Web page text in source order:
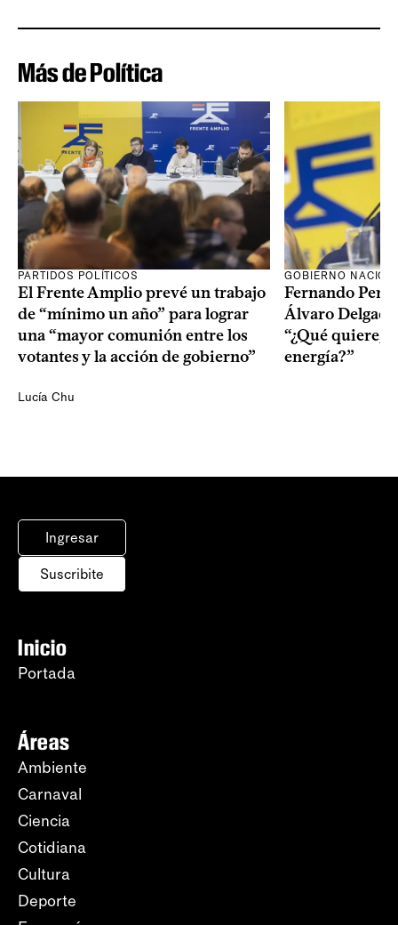
Más de Política
PARTIDOS POLÍTICOS
El Frente Amplio prevé un trabajo
de “mínimo un año” para lograr
una “mayor comunión entre los
votantes y la acción de gobierno”
Lucía Chu
GOBIERNO
Fernando
Álvaro
“¿Qué quiere,
energía?”
Ingresar
Suscribite
Inicio
Portada
Áreas
Ambiente
Carnaval
Ciencia
Cotidiana
Cultura
Deporte